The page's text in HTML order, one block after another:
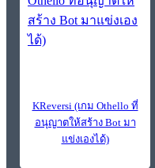
KReversi (เกม Othello ที่
อนุญาตให้สร้าง Bot มา
แข่งเองได้)